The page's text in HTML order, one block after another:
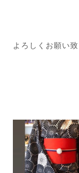
よろしくお願い